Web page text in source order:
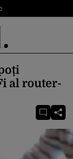
al router-